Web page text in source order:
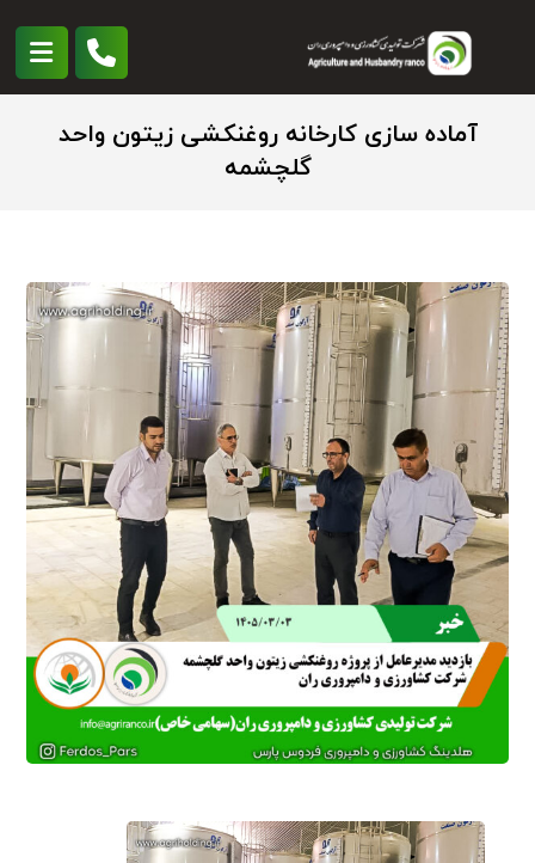
آماده سازی کارخانه روغنکشی زیتون واحد
گلچشمه